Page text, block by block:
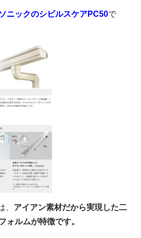
ニックのシビルスケアPC50で
、 アイアン素材だから実現した二
ォルムが特徴です。